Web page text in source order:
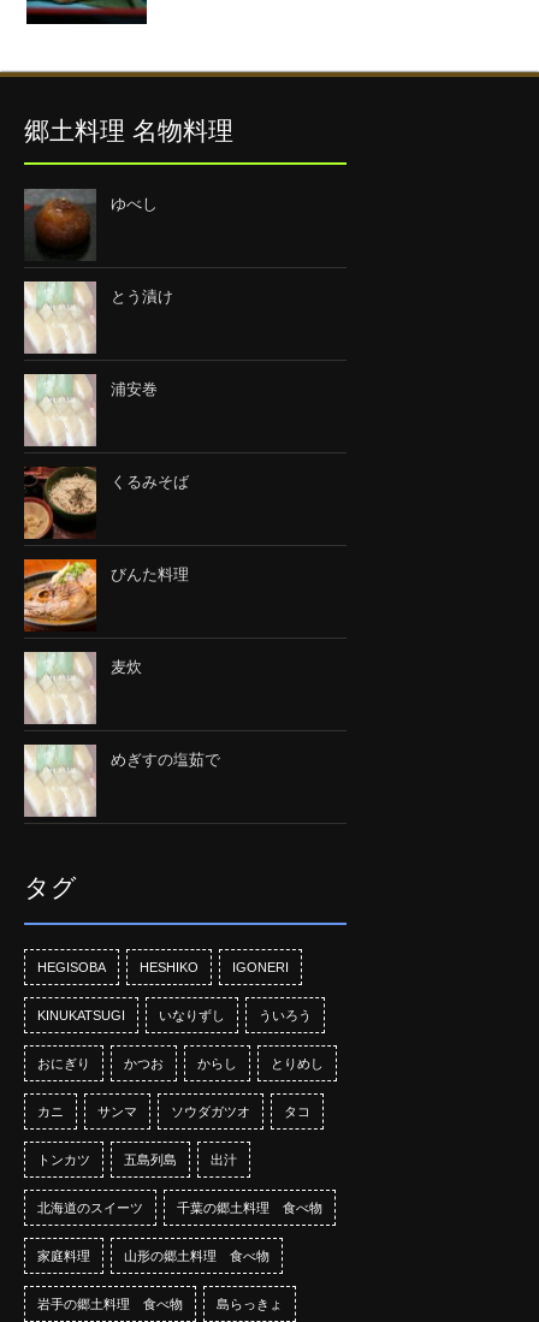
郷土料理 名物料理
ゆべし
とう漬け
浦安巻
くるみそば
びんた料理
麦炊
めぎすの塩茹で
タグ
HEGISOBA HESHIKO IGONERI
KINUKATSUGI いなりずし ういろう
おにぎり かつお からし とりめし
カニ サンマ ソウダガツオ タコ
トンカツ 五島列島 出汁
北海道のスイーツ 千葉の郷土料理 食べ物
家庭料理 山形の郷土料理 食べ物
岩手の郷土料理 食べ物 島らっきょ